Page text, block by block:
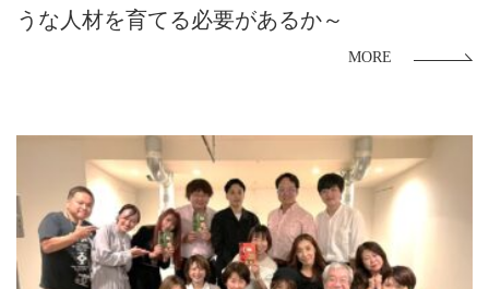
うな人材を育てる必要があるか～
MORE